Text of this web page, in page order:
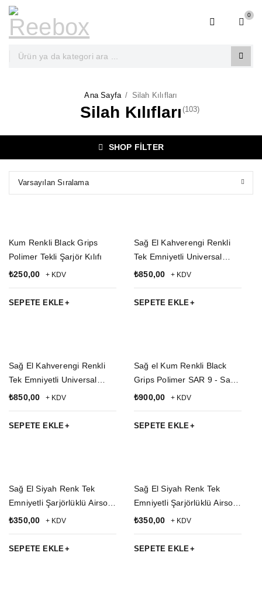
0
Ana Sayfa / Silah Kılıfları
Silah Kılıfları (103)
SHOP FILTER
Varsayılan Sıralama
Kum Renkli Black Grips
Polimer Tekli Şarjör Kılıfı
₺250,00 + KDV
SEPETE EKLE
Sağ El Kahverengi Renkli
Tek Emniyetli Universal
Kemere Geçirmeli Yarım
Silah Kılıfı
₺850,00 + KDV
SEPETE EKLE
Sağ El Kahverengi Renkli
Tek Emniyetli Universal
Kemere Geçirmeli Yarım
Kılıfı
₺850,00 + KDV
SEPETE EKLE
Sağ el Kum Renkli Black
Grips Polimer SAR 9 - Sar 9
Mete Silah Kılıfı ve Tekli
₺900,00 + KDV
SEPETE EKLE
Sağ El Siyah Renk Tek
Emniyetli Şarjörlüklü Airsoft
Kemere Geçirmeli impertex
₺350,00 + KDV
SEPETE EKLE
Sağ El Siyah Renk Tek
Emniyetli Şarjörlüklü Airsoft
Palaskaya Kemere
Kılıfı
₺350,00 + KDV
SEPETE EKLE